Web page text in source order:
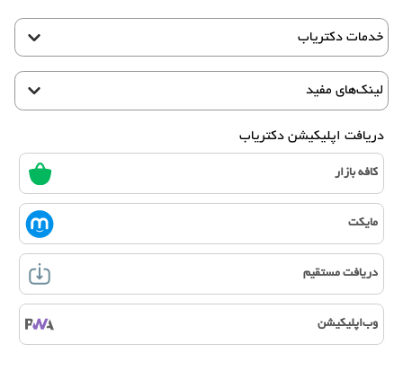
خدمات دکتریاب
لینک‌های مفید
دریافت اپلیکیشن دکتریاب
کافه بازار
مایکت
دریافت مستقیم
وب‌اپلیکیشن